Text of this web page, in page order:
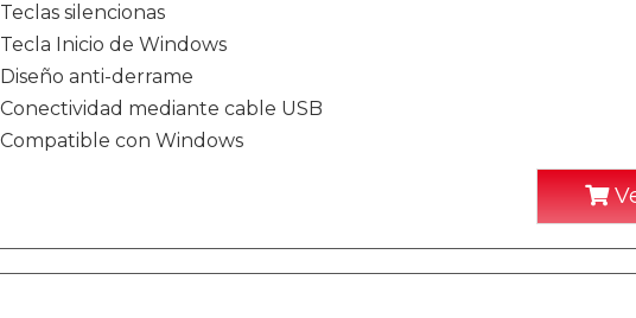
Teclas silencionas
Tecla Inicio de Windows
Diseño anti-derrame
Conectividad mediante cable USB
Compatible con Windows